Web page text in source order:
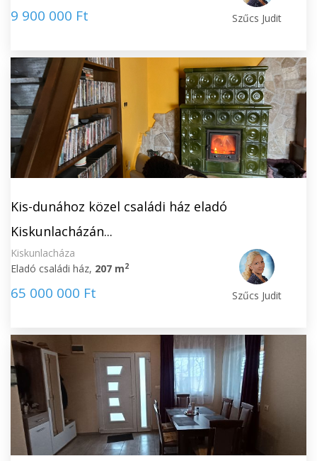
9 900 000 Ft Szűcs Judit
Kis-dunához közel családi ház eladó
Kiskunlacházán...
Kiskunlacháza
Eladó családi ház, 207 m2
65 000 000 Ft Szűcs Judit